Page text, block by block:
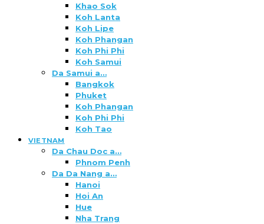
Khao Sok
Koh Lanta
Koh Lipe
Koh Phangan
Koh Phi Phi
Koh Samui
Da Samui a…
Bangkok
Phuket
Koh Phangan
Koh Phi Phi
Koh Tao
VIETNAM
Da Chau Doc a…
Phnom Penh
Da Da Nang a…
Hanoi
Hoi An
Hue
Nha Trang